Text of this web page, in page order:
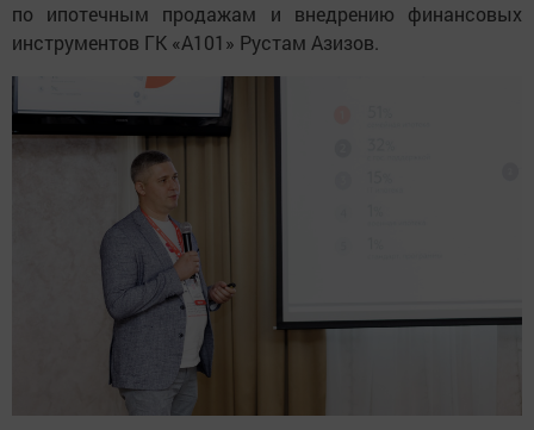
по ипотечным продажам и внедрению финансовых
инструментов ГК «А101» Рустам Азизов.